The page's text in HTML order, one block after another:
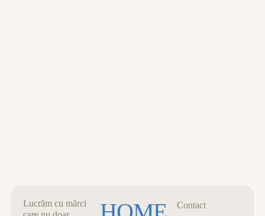
Lucrăm cu mărci
Contact